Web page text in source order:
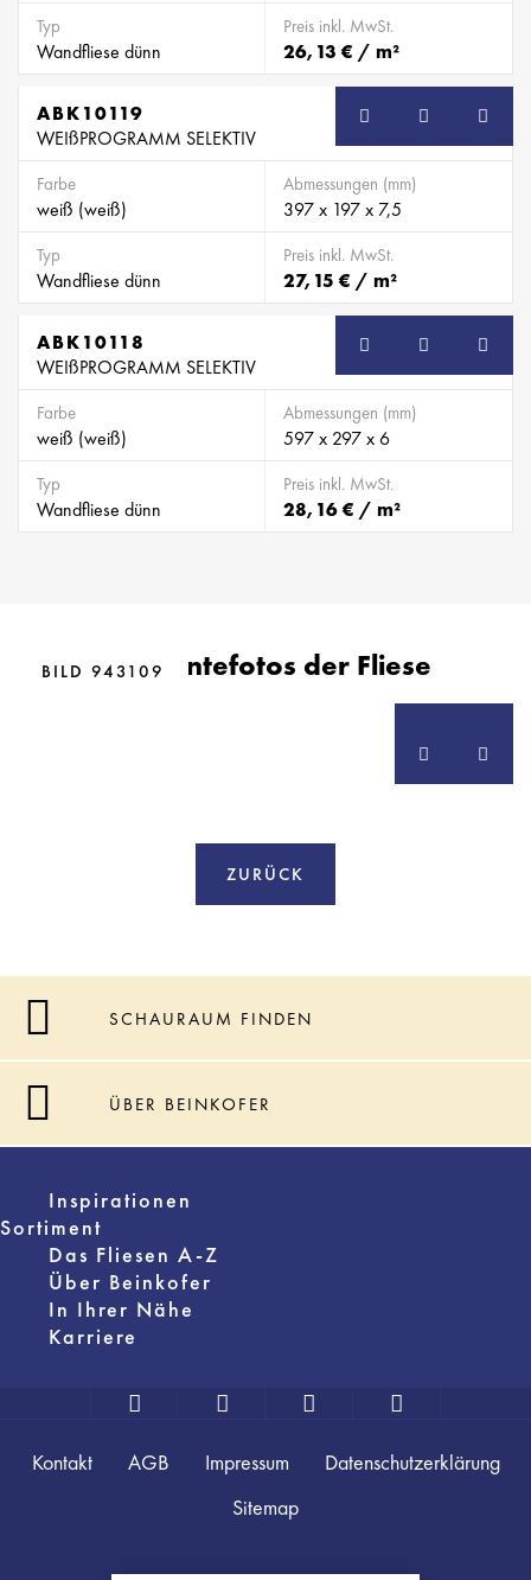
Typ
Wandfliese dünn
Preis inkl. MwSt.
26,13 € / m²
ABK10119
WEIßPROGRAMM SELEKTIV
Farbe
weiß (weiß)
Abmessungen (mm)
397 x 197 x 7,5
Typ
Wandfliese dünn
Preis inkl. MwSt.
27,15 € / m²
ABK10118
WEIßPROGRAMM SELEKTIV
Farbe
weiß (weiß)
Abmessungen (mm)
597 x 297 x 6
Typ
Wandfliese dünn
Preis inkl. MwSt.
28,16 € / m²
Ambientefotos der Fliese
BILD 943108
BILD 943109
ZURÜCK
SCHAURAUM FINDEN
ÜBER BEINKOFER
Inspirationen
Sortiment
Das Fliesen A-Z
Über Beinkofer
In Ihrer Nähe
Karriere
Kontakt AGB Impressum
Datenschutzerklärung
Sitemap